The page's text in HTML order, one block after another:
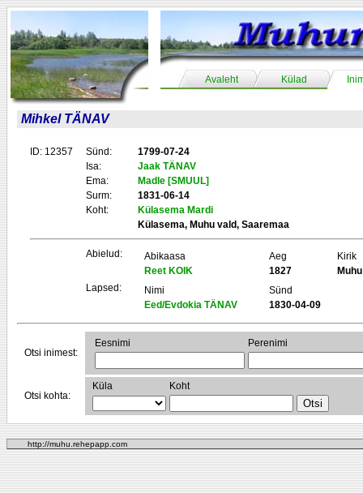
Avaleht Külad
Mihkel TÄNAV
ID: 12357 Sünd:
1799-07-24
Isa:
Jaak TÄNAV
Ema:
Madle [SMUUL]
Surm:
1831-06-14
Koht:
Külasema Mardi
Külasema, Muhu vald, Saaremaa
Abielud: Abikaasa Aeg
Kirik
Reet KOIK
1827
Muhu
Lapsed:
Nimi
Sünd
Eed/Evdokia TÄNAV
1830-04-09
Otsi inimest:
Eesnimi Perenimi
Otsi kohta:
Küla Koht
http://muhu.rehepapp.com